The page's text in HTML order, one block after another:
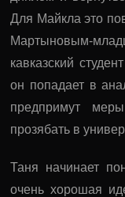
Для Майкла это
Мартыновым-
кавказский
он попадает в
предпримут
прозябать в
Таня начинает
очень хорошая